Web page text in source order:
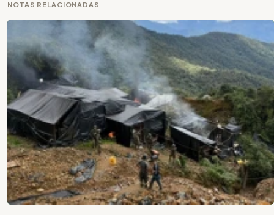
NOTAS RELACIONADAS